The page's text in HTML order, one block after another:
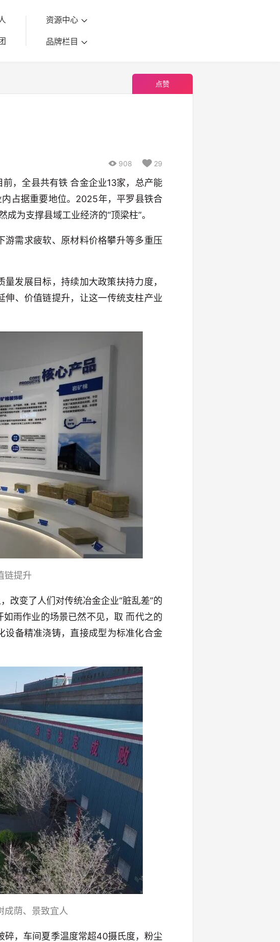
资源中心
品牌栏目
点赞
 29
 908
，全县共有铁 合金企业13家，总产能
占据重要地位。2025年，平罗县铁合
为支撑县域工业经济的“顶梁柱”。
需求疲软、原材料价格攀升等多重压
发展目标，持续加大政策扶持力度，
、价值链提升，让这一传统支柱产业
链提升
改变了人们对传统冶金企业“脏乱差”的
雨作业的场景已然不见，取 而代之的
设备精准浇铸，直接成型为标准化合金
成荫、景致宜人
碎，车间夏季温度常超40摄氏度，粉尘